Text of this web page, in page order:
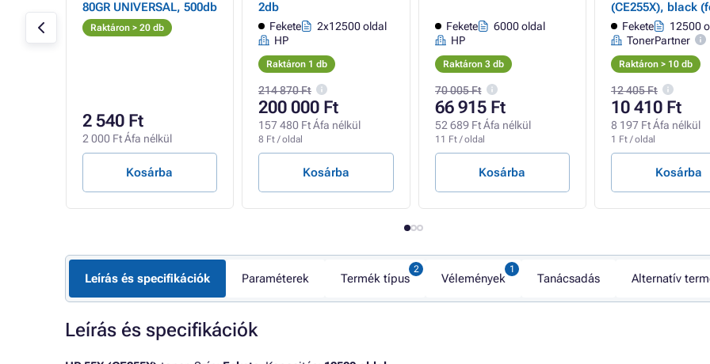
80GR UNIVERSAL, 500db
Raktáron > 20 db
2 540 Ft
2 000 Ft Áfa nélkül
Kosárba
2db
Fekete
2x12500 oldal
HP
Raktáron 1 db
214 870 Ft
200 000 Ft
157 480 Ft Áfa nélkül
8 Ft / oldal
Kosárba
Fekete
6000 oldal
HP
Raktáron 3 db
70 005 Ft
66 915 Ft
52 689 Ft Áfa nélkül
11 Ft / oldal
Kosárba
(CE255X), black
számára
Fekete
12500
TonerPartner
Raktáron > 10 db
12 405 Ft
10 410 Ft
8 197 Ft Áfa nélkül
1 Ft / oldal
Kosárba
Leírás és specifikációk Paraméterek Termék típus Vélemények Tanácsadás Alternatív
Leírás és specifikációk